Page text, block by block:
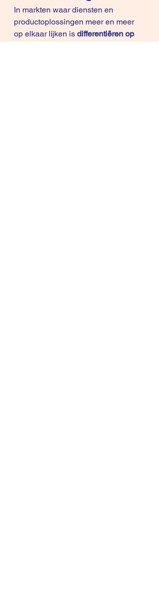
In markten waar diensten en
productoplossingen meer en meer
op elkaar lijken is differentiëren op